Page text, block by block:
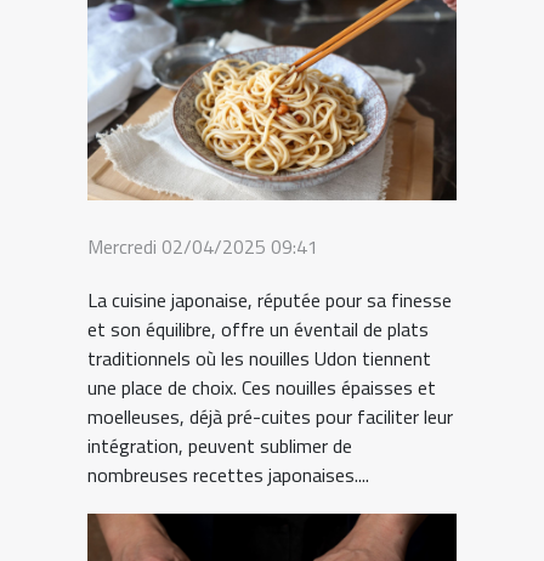
Mercredi 02/04/2025 09:41
La cuisine japonaise, réputée pour sa finesse
et son équilibre, offre un éventail de plats
traditionnels où les nouilles Udon tiennent
une place de choix. Ces nouilles épaisses et
moelleuses, déjà pré-cuites pour faciliter leur
intégration, peuvent sublimer de
nombreuses recettes japonaises....